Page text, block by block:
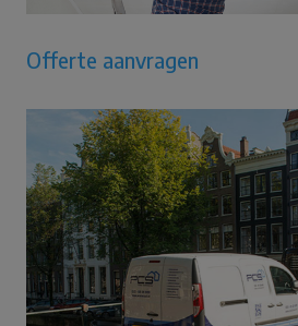
Offerte aanvragen